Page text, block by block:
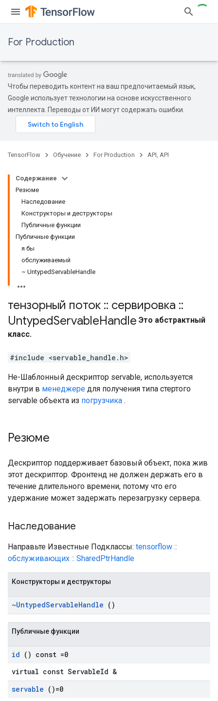
For Production
Чтобы переводить контент на ваш предпочитаемый язык,
Google использует технологии на основе искусственного
интеллекта. Переводы от ИИ могут содержать ошибки.
TensorFlow Обучение For Production API, API
Содержание
Резюме
Наследование
Конструкторы и деструкторы
Публичные функции
Публичные функции
я бы
обслуживаемый
~ UntypedServableHandle
тензорный поток :: сервировка ::
UntypedServableHandle Это абстрактный
класс.
#include <servable_handle.h>
Не-Шаблонный дескриптор servable, используется
внутри в менеджере для получения типа стертого
servable объекта из погрузчика .
Резюме
Дескриптор поддерживает базовый объект, пока жив
этот дескриптор. Фронтенд не должен держать его в
течение длительного времени, потому что его
удержание может задержать перезагрузку сервера.
Наследование
Направьте Известные Подклассы: tensorflow ::
обслуживающих :: SharedPtrHandle
Конструкторы и деструкторы
~UntypedServableHandle ()
Публичные функции
id () const =0
virtual const ServableId &
servable ()=0